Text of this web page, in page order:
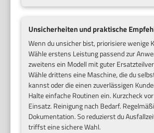
Unsicherheiten und praktische
Wenn du unsicher bist, priorisiere wenige
Wähle erstens Leistung passend zur
zweitens ein Modell mit guter
Wähle drittens eine Maschine, die du
kannst oder die einen zuverlässigen
Halte einfache Routinen ein. Kurzcheck
Einsatz. Reinigung nach Bedarf.
Dokumentation. So reduzierst du
triffst eine sichere Wahl.